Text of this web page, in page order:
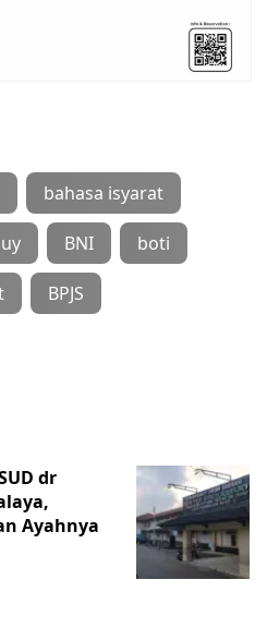
bahasa isyarat
BNI boti
BPJS
dr
Ayahnya